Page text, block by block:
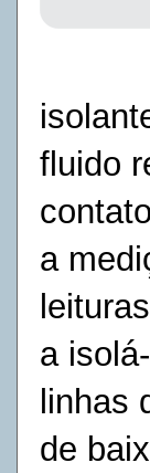
fluido
a
a
linhas
de